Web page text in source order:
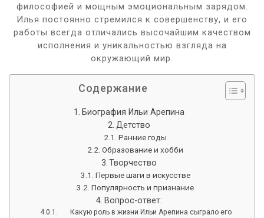
философией и мощным эмоциональным зарядом.
Илья постоянно стремился к совершенству, и его
работы всегда отличались высочайшим качеством
исполнения и уникальностью взгляда на
окружающий мир.
Содержание
Биография Ильи Арепина
Детство
Ранние годы
Образование и хобби
Творчество
Первые шаги в искусстве
Популярность и признание
Вопрос-ответ:
Какую роль в жизни Ильи Арепина сыграло его